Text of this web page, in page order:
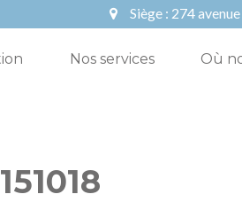
Siège : 274
Nos services Où